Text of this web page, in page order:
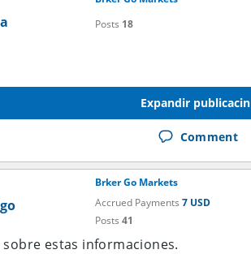
Posts 18
Expandir publicacin
Comment
Brker Go Markets
Accrued Payments 7 USD
Posts 41
estas informaciones.